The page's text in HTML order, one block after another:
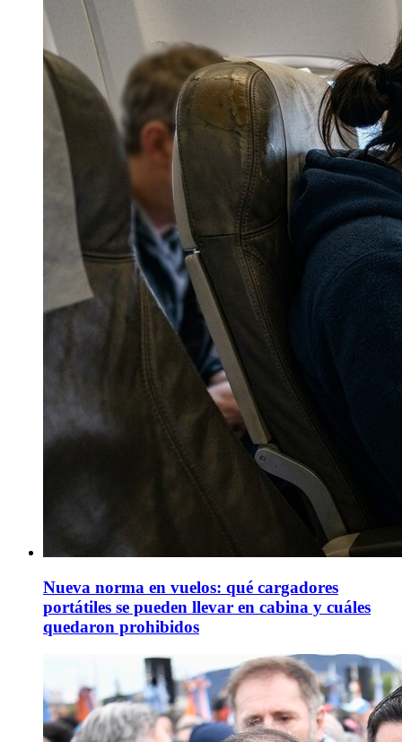
Nueva norma en vuelos: qué cargadores
portátiles se pueden llevar en cabina y cuáles
quedaron prohibidos